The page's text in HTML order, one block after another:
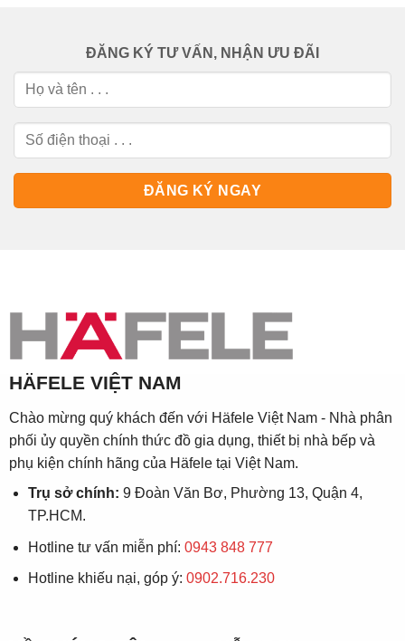
ĐĂNG KÝ TƯ VẤN, NHẬN ƯU ĐÃI
HÄFELE VIỆT NAM
Chào mừng quý khách đến với Häfele Việt Nam - Nhà phân
phối ủy quyền chính thức đồ gia dụng, thiết bị nhà bếp và
phụ kiện chính hãng của Häfele tại Việt Nam.
Trụ sở chính: 9 Đoàn Văn Bơ, Phường 13, Quận 4,
TP.HCM.
Hotline tư vấn miễn phí: 0943 848 777
Hotline khiếu nại, góp ý: 0902.716.230